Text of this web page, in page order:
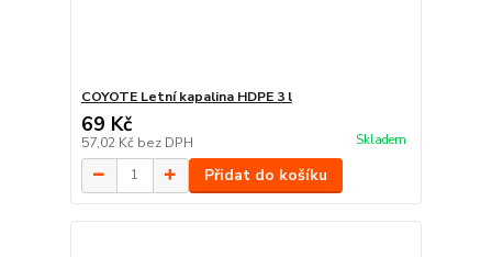
COYOTE Letní kapalina HDPE 3 l
69 Kč
57,02 Kč bez DPH Skladem
Přidat do košíku